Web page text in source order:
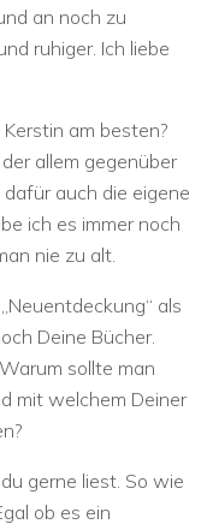
an noch zu
ruhiger. Ich liebe
am besten?
allem gegenüber
auch die eigene
ich es immer noch
nie zu alt.
als
Deine Bücher.
sollte man
mit welchem Deiner
gerne liest. So wie
ob es ein